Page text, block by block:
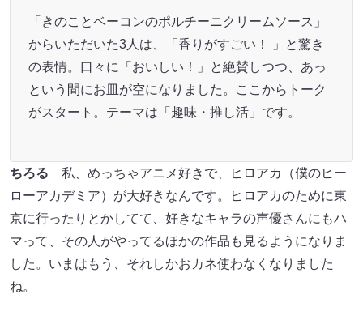
「きのことベーコンのポルチーニクリームソース」
からいただいた3人は、「香りがすごい！ 」と驚き
の表情。口々に「おいしい！」と絶賛しつつ、あっ
という間にお皿が空になりました。ここからトーク
がスタート。テーマは「趣味・推し活」です。
ちろる 私、めっちゃアニメ好きで、ヒロアカ（僕のヒー
ローアカデミア）が大好きなんです。ヒロアカのために東
京に行ったりとかしてて、好きなキャラの声優さんにもハ
マって、その人がやってるほかの作品も見るようになりま
した。いまはもう、それしかおカネ使わなくなりました
ね。